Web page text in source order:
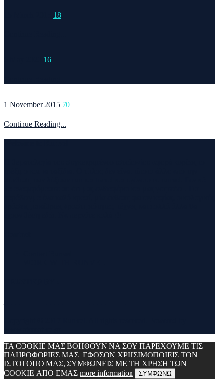
18
16
1 November 2015 70
Continue Reading...
ΤΑ COOKIE ΜΑΣ ΒΟΗΘΟΥΝ ΝΑ ΣΟΥ ΠΑΡΕΧΟΥΜΕ ΤΙΣ
ΠΛΗΡΟΦΟΡΙΕΣ ΜΑΣ. ΕΦΟΣΟΝ ΧΡΗΣΙΜΟΠΟΙΕΙΣ ΤΟΝ
ΙΣΤΟΤΟΠΟ ΜΑΣ, ΣΥΜΦΩΝΕΙΣ ΜΕ ΤΗ ΧΡΗΣΗ ΤΩΝ
COOKIE ΑΠΟ ΕΜΑΣ more information ΣΥΜΦΩΝΩ